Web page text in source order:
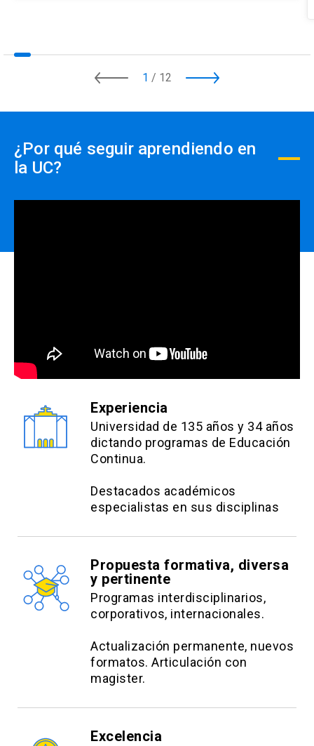
1 / 12
¿Por qué seguir aprendiendo en
la UC?
Experiencia
Universidad de 135 años y 34 años
dictando programas de Educación
Continua.
Destacados académicos
especialistas en sus disciplinas
Propuesta formativa, diversa
y pertinente
Programas interdisciplinarios,
corporativos, internacionales.
Actualización permanente, nuevos
formatos. Articulación con
magister.
Excelencia